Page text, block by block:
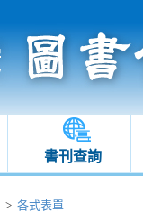
書刊查詢
> 各式表單